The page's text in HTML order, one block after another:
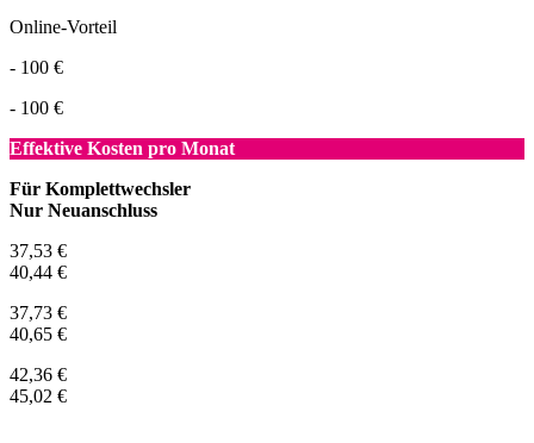
Online-Vorteil
- 100 €
- 100 €
Effektive Kosten pro Monat
Für Komplettwechsler
Nur Neuanschluss
37,53 €
40,44 €
37,73 €
40,65 €
42,36 €
45,02 €